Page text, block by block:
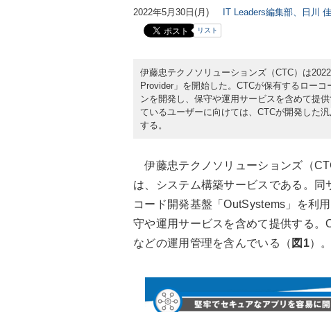
2022年5月30日(月) IT Leaders編集部、日川
リスト
伊藤忠テクノソリューションズ（CTC）は
Provider」を開始した。CTCが保有するロー
ンを開発し、保守や運用サービスを含めて提
ているユーザーに向けては、CTCが開発した
する。
伊藤忠テクノソリューションズ（
は、システム構築サービスである。
コード開発基盤「OutSystems」を利
守や運用サービスを含めて提供する
などの運用管理を含んでいる（ 図1）。